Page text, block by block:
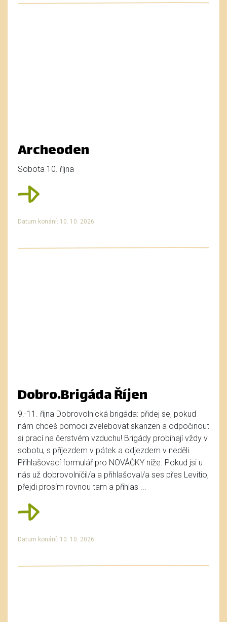
Archeoden
Sobota 10. října
Datum konání: 10. 10. 2026
Dobro.Brigáda Říjen
9.-11. října Dobrovolnická brigáda: přidej se, pokud
nám chceš pomoci zvelebovat skanzen a odpočinout
si prací na čerstvém vzduchu! Brigády probíhají vždy v
sobotu, s příjezdem v pátek a odjezdem v neděli.
Přihlašovací formulář pro NOVÁČKY níže. Pokud jsi u
nás už dobrovolničil/a a přihlašoval/a ses přes Levitio,
přejdi prosím rovnou tam a přihlas ...
Datum konání: 10. 10. 2026